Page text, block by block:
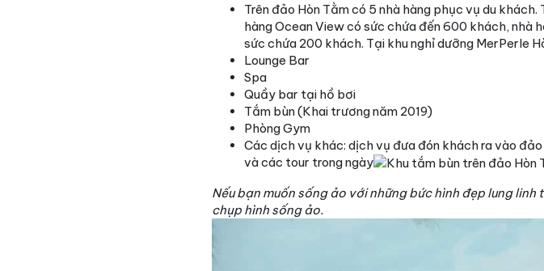
Trên đảo Hòn Tằm có 5 nhà hàng phục vụ du
hàng Ocean View có sức chứa đến 600 khách, nhà
sức chứa 200 khách. Tại khu nghỉ dưỡng MerPerle
Lounge Bar
Spa
Quầy bar tại hồ bơi
Tắm bùn (Khai trương năm 2019)
Phòng Gym
Các dịch vụ khác: dịch vụ đưa đón khách ra vào
và các tour trong ngày
Nếu bạn muốn sống ảo với những bức hình đẹp lung
chụp hình sống ảo.